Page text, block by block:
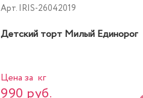
Арт. IRIS-26042019
Детский торт Милый Единорог
Цена за кг
990 руб.